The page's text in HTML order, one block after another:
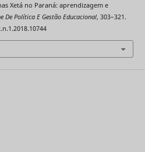
Xetá no Paraná: aprendizagem e
De Política E Gestão Educacional, 303–321.